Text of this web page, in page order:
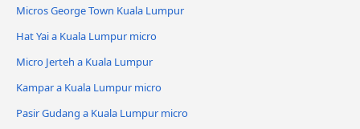
Micros George Town Kuala Lumpur
Hat Yai a Kuala Lumpur micro
Micro Jerteh a Kuala Lumpur
Kampar a Kuala Lumpur micro
Pasir Gudang a Kuala Lumpur micro